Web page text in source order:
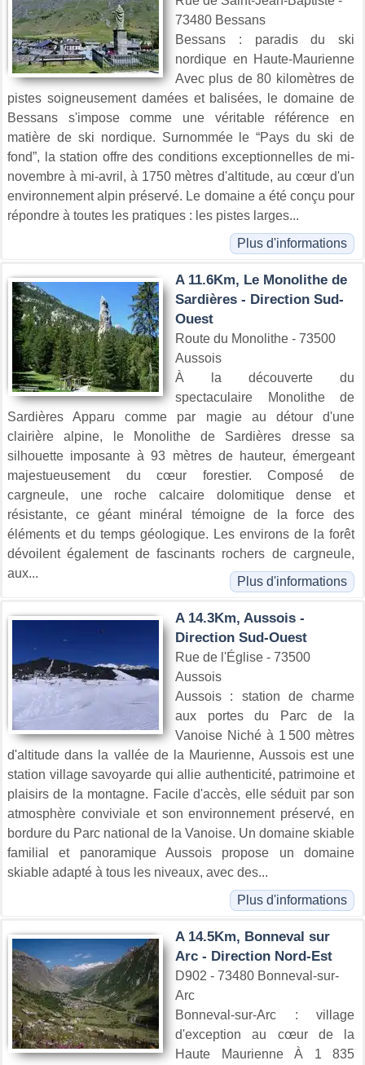
73480 Bessans
Bessans : paradis du ski
nordique en Haute-Maurienne
Avec plus de 80 kilomètres de
pistes soigneusement damées et balisées, le domaine de
Bessans s'impose comme une véritable référence en
matière de ski nordique. Surnommée le “Pays du ski de
fond”, la station offre des conditions exceptionnelles de mi-
novembre à mi-avril, à 1750 mètres d'altitude, au cœur d'un
environnement alpin préservé. Le domaine a été conçu pour
répondre à toutes les pratiques : les pistes larges...
Plus d'informations
A 11.6Km, Le Monolithe de
Sardières - Direction Sud-
Ouest
Route du Monolithe - 73500
Aussois
À la découverte du
spectaculaire Monolithe de
Sardières Apparu comme par magie au détour d'une
clairière alpine, le Monolithe de Sardières dresse sa
silhouette imposante à 93 mètres de hauteur, émergeant
majestueusement du cœur forestier. Composé de
cargneule, une roche calcaire dolomitique dense et
résistante, ce géant minéral témoigne de la force des
éléments et du temps géologique. Les environs de la forêt
dévoilent également de fascinants rochers de cargneule,
aux...
Plus d'informations
A 14.3Km, Aussois -
Direction Sud-Ouest
Rue de l'Église - 73500
Aussois
Aussois : station de charme
aux portes du Parc de la
Vanoise Niché à 1 500 mètres
d'altitude dans la vallée de la Maurienne, Aussois est une
station village savoyarde qui allie authenticité, patrimoine et
plaisirs de la montagne. Facile d'accès, elle séduit par son
atmosphère conviviale et son environnement préservé, en
bordure du Parc national de la Vanoise. Un domaine skiable
familial et panoramique Aussois propose un domaine
skiable adapté à tous les niveaux, avec des...
Plus d'informations
A 14.5Km, Bonneval sur
Arc - Direction Nord-Est
D902 - 73480 Bonneval-sur-
Arc
Bonneval-sur-Arc : village
d'exception au cœur de la
Haute Maurienne À 1 835